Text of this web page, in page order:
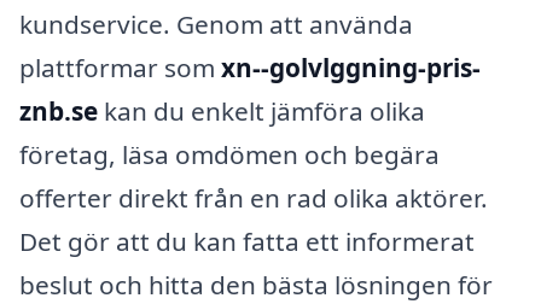
kundservice. Genom att använda
plattformar som xn--golvlggning-pris-
znb.se kan du enkelt jämföra olika
företag, läsa omdömen och begära
offerter direkt från en rad olika aktörer.
Det gör att du kan fatta ett informerat
beslut och hitta den bästa lösningen för